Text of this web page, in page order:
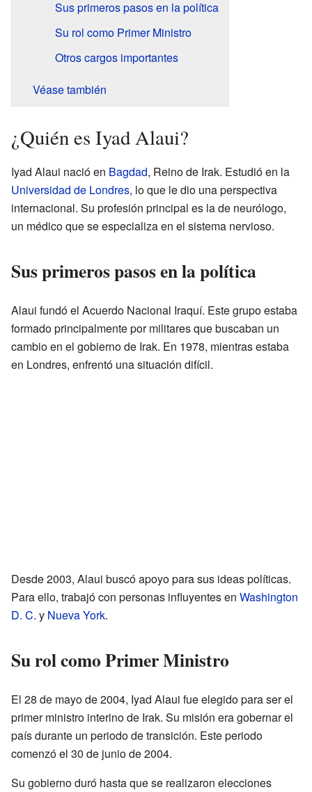
Sus primeros pasos en la política
Su rol como Primer Ministro
Otros cargos importantes
Véase también
¿Quién es Iyad Alaui?
Iyad Alaui nació en Bagdad, Reino de Irak. Estudió en la
Universidad de Londres, lo que le dio una perspectiva
internacional. Su profesión principal es la de neurólogo,
un médico que se especializa en el sistema nervioso.
Sus primeros pasos en la política
Alaui fundó el Acuerdo Nacional Iraquí. Este grupo estaba
formado principalmente por militares que buscaban un
cambio en el gobierno de Irak. En 1978, mientras estaba
en Londres, enfrentó una situación difícil.
Desde 2003, Alaui buscó apoyo para sus ideas políticas.
Para ello, trabajó con personas influyentes en Washington
D. C. y Nueva York.
Su rol como Primer Ministro
El 28 de mayo de 2004, Iyad Alaui fue elegido para ser el
primer ministro interino de Irak. Su misión era gobernar el
país durante un periodo de transición. Este periodo
comenzó el 30 de junio de 2004.
Su gobierno duró hasta que se realizaron elecciones